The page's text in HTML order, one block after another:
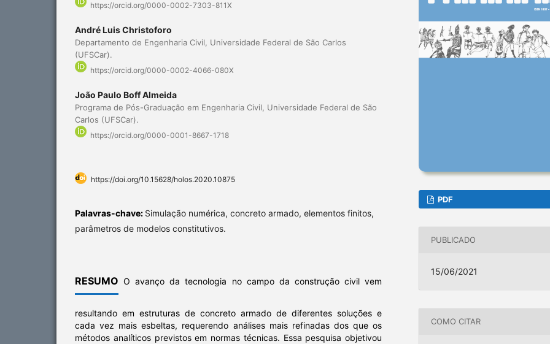
https://orcid.org/0000-0002-7303-811X
André Luis Christoforo
Departamento de Engenharia Civil, Universidade Federal de São Carlos
(UFSCar).
https://orcid.org/0000-0002-4066-080X
João Paulo Boff Almeida
Programa de Pós-Graduação em Engenharia Civil, Universidade Federal de São
Carlos (UFSCar).
https://orcid.org/0000-0001-8667-1718
https://doi.org/10.15628/holos.2020.10875
Palavras-chave: Simulação numérica, concreto armado, elementos finitos,
parâmetros de modelos constitutivos.
RESUMO O avanço da tecnologia no campo da construção civil vem
resultando em estruturas de concreto armado de diferentes soluções e
cada vez mais esbeltas, requerendo análises mais refinadas dos que os
métodos analíticos previstos em normas técnicas. Essa pesquisa objetivou
PDF
PUBLICADO
15/06/2021
COMO CITAR